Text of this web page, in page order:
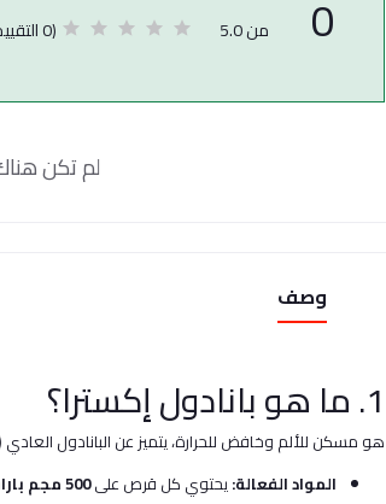
0 من 5.0 (0 التقييمات)
لم تكن
وصف
1. ما هو بانادول إكسترا؟
هو مسكن للألم وخافض للحرارة، يتميز عن البانادول
المواد الفعالة:يحتوي كل قرص على500 مجم باراسيتامول